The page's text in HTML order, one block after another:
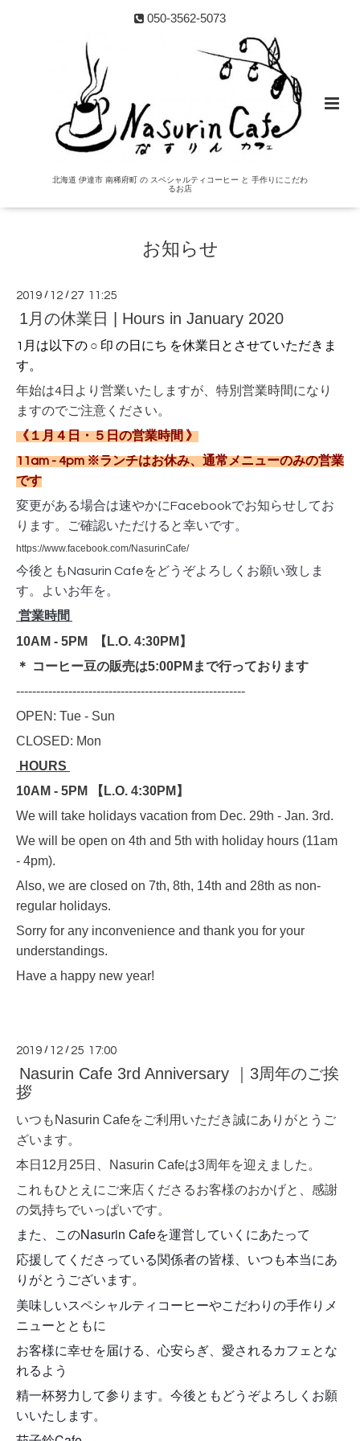
050-3562-5073
北海道 伊達市 南稀府町 の スペシャルティコーヒー と 手作りにこだわ
るお店
お知らせ
2019 / 12 / 27 11:25
1月の休業日 | Hours in January 2020
1月は以下の ○ 印 の日にち を休業日とさせていただきま
す。
年始は4日より営業いたしますが、特別営業時間になり
ますのでご注意ください。
《１月４日・５日の営業時間 》
11am - 4pm ※ランチはお休み、通常メニューのみの営業
です
変更がある場合は速やかにFacebookでお知らせしてお
ります。ご確認いただけると幸いです。
https://www.facebook.com/NasurinCafe/
今後ともNasurin Cafeをどうぞよろしくお願い致しま
す。よいお年を。
営業時間
10AM - 5PM 【 L.O. 4:30PM】
＊ コーヒー豆の販売は5:00PMまで行っております
---------------------------------------------------------
OPEN: Tue - Sun
CLOSED: Mon
HOURS
10AM - 5PM 【L.O. 4:30PM】
We will take holidays vacation from Dec. 29th - Jan. 3rd.
We will be open on 4th and 5th with holiday hours (11am
- 4pm).
Also, we are closed on 7th, 8th, 14th and 28th as non-
regular holidays.
Sorry for any inconvenience and thank you for your
understandings.
Have a happy new year!
2019 / 12 / 25 17:00
Nasurin Cafe 3rd Anniversary ｜3周年のご挨
拶
いつもNasurin Cafeをご利用いただき誠にありがとうご
ざいます。
本日12月25日、Nasurin Cafeは3周年を迎えました。
これもひとえにご来店くださるお客様のおかげと、感謝
の気持ちでいっぱいです。
また、このNasurin Cafeを運営していくにあたって
応援してくださっている関係者の皆様、 いつも本当にあ
りがとうございます。
美味しいスペシャルティコーヒーやこだわりの手作りメ
ニューとともに
お客様に幸せを届ける、心安らぎ、愛されるカフェとな
れるよう
精一杯努力して参ります。今後ともどうぞよろしくお願
いいたします。